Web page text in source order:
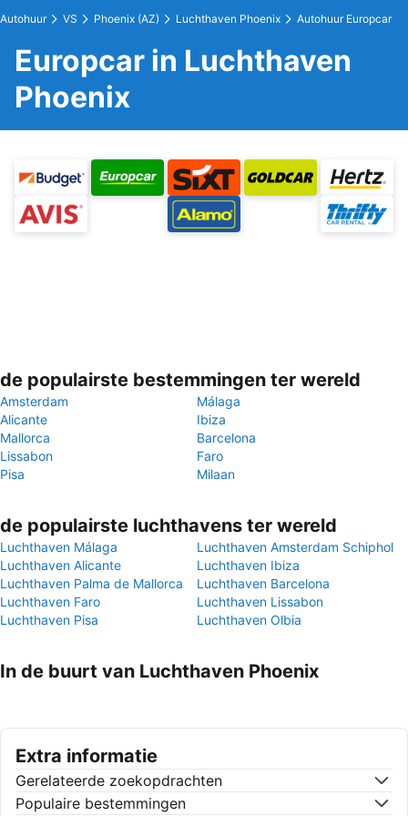
Autohuur VS Phoenix (AZ) Luchthaven Phoenix Autohuur Europcar
Europcar in Luchthaven
Phoenix
de populairste bestemmingen ter wereld
Amsterdam
Málaga
Alicante
Ibiza
Mallorca
Barcelona
Lissabon
Faro
Pisa
Milaan
de populairste luchthavens ter wereld
Luchthaven Málaga
Luchthaven Amsterdam Schiphol
Luchthaven Alicante
Luchthaven Ibiza
Luchthaven Palma de Mallorca
Luchthaven Barcelona
Luchthaven Faro
Luchthaven Lissabon
Luchthaven Pisa
Luchthaven Olbia
In de buurt van Luchthaven Phoenix
Extra informatie
Gerelateerde zoekopdrachten
Populaire bestemmingen